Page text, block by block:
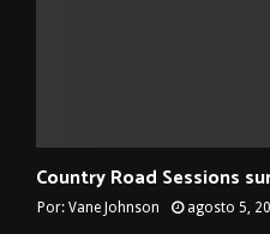
Country Road Sessions
Por: Vane Johnson agosto 5,